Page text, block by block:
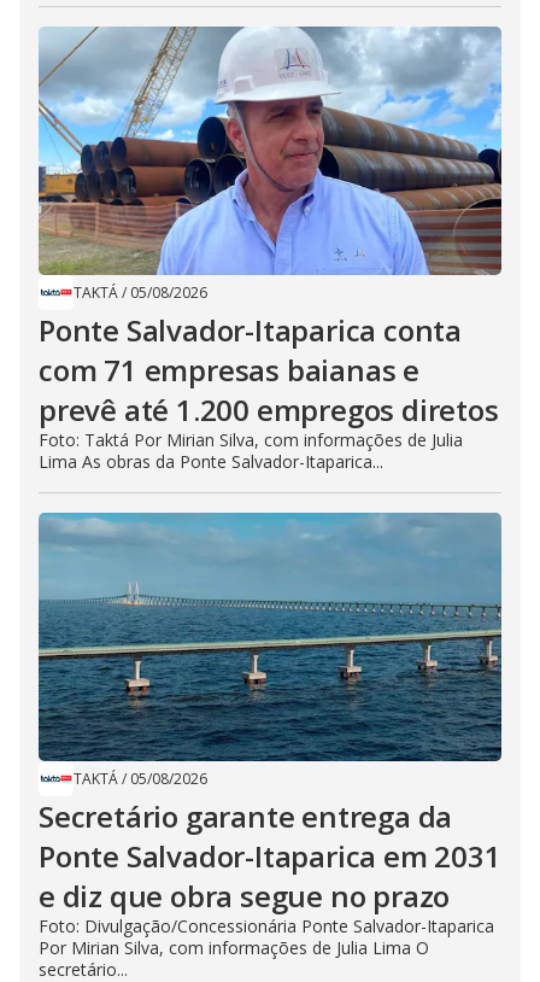
TAKTÁ/ 05/08/2026
Ponte Salvador-Itaparica conta
com 71 empresas baianas e
prevê até 1.200 empregos diretos
Foto: Taktá Por Mirian Silva, com informações de Julia
Lima As obras da Ponte Salvador-Itaparica...
TAKTÁ/ 05/08/2026
Secretário garante entrega da
Ponte Salvador-Itaparica em 2031
e diz que obra segue no prazo
Foto: Divulgação/Concessionária Ponte Salvador-Itaparica
Por Mirian Silva, com informações de Julia Lima O
secretário...